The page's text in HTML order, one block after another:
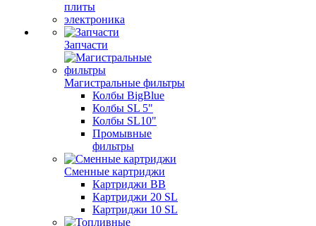
плиты
электроника
Запчасти
Магистральные фильтры
Колбы BigBlue
Колбы SL 5"
Колбы SL10"
Промывные
фильтры
Сменные картриджи
Картриджи BB
Картриджи 20 SL
Картриджи 10 SL